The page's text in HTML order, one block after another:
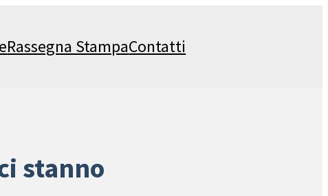
Rassegna StampaContatti
stanno